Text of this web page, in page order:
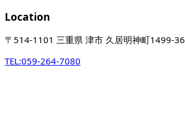
Location
〒514-1101 三重県 津市 久居明神町1499-36
TEL:059-264-7080